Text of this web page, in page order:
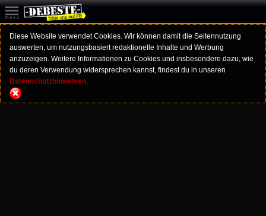
Diese Website verwendet Cookies. Wir können damit die Seitennutzung
auswerten, um nutzungsbasiert redaktionelle Inhalte und Werbung
anzuzeigen. Weitere Informationen zu Cookies und insbesondere dazu, wie
du deren Verwendung widersprechen kannst, findest du in unseren
Datenschutzhinweisen.